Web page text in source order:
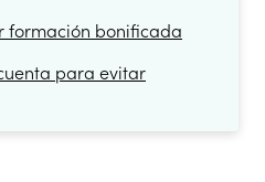
formación bonificada
para evitar